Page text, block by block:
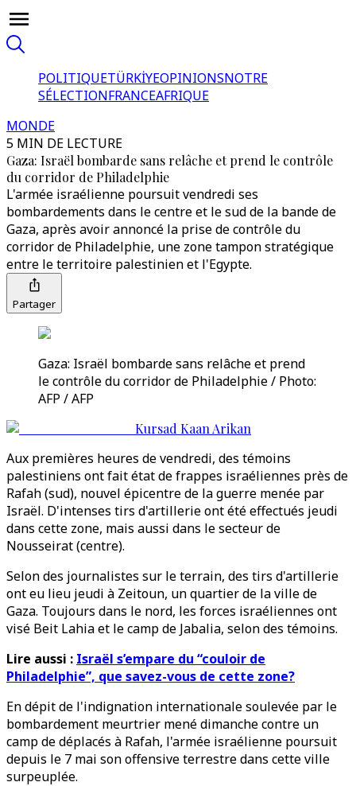
POLITIQUETÜRKİYEOPINIONSNOTRE
SÉLECTIONFRANCEAFRIQUE
MONDE
5 MIN DE LECTURE
Gaza: Israël bombarde sans relâche et prend le contrôle
du corridor de Philadelphie
L'armée israélienne poursuit vendredi ses
bombardements dans le centre et le sud de la bande de
Gaza, après avoir annoncé la prise de contrôle du
corridor de Philadelphie, une zone tampon stratégique
entre le territoire palestinien et l'Egypte.
Partager
Gaza: Israël bombarde sans relâche et prend
le contrôle du corridor de Philadelphie / Photo:
AFP / AFP
Kursad Kaan Arikan
Aux premières heures de vendredi, des témoins
palestiniens ont fait état de frappes israéliennes près de
Rafah (sud), nouvel épicentre de la guerre menée par
Israël. D'intenses tirs d'artillerie ont été effectués jeudi
dans cette zone, mais aussi dans le secteur de
Nousseirat (centre).
Selon des journalistes sur le terrain, des tirs d'artillerie
ont eu lieu jeudi à Zeitoun, un quartier de la ville de
Gaza. Toujours dans le nord, les forces israéliennes ont
visé Beit Lahia et le camp de Jabalia, selon des témoins.
Lire aussi : Israël s’empare du “couloir de
Philadelphie”, que savez-vous de cette zone?
En dépit de l'indignation internationale soulevée par le
bombardement meurtrier mené dimanche contre un
camp de déplacés à Rafah, l'armée israélienne poursuit
depuis le 7 mai son offensive terrestre dans cette ville
surpeuplée.